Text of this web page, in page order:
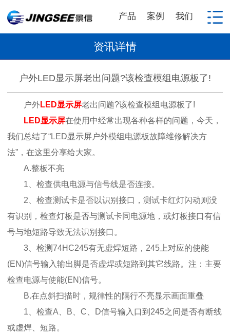
产品 案例 我们
资讯详情
户外LED显示屏老出问题?该检查模组电源板了!
户外LED显示屏老出问题?该检查模组电源板了!
LED显示屏在使用中经常出现各种各样的问题，今天，
我们总结了“LED显示屏户外模组电源板故障维修解决方
法”，在这里分享给大家。
A.整板不亮
1、检查供电电源与信号线是否连接。
2、检查测试卡是否以识别接口，测试卡红灯闪动则没
有识别，检查灯板是否与测试卡同电源地，或灯板接口有信
号与地短路导致无法识别接口。
3、检测74HC245有无虚焊短路，245上对应的使能
(EN)信号输入输出脚是否虚焊或短路到其它线路。注：主要
检查电源与使能(EN)信号。
B.在点斜扫描时，规律性的隔行不亮显示画面重叠
1、检查A、B、C、D信号输入口到245之间是否有断线
或虚焊、短路。